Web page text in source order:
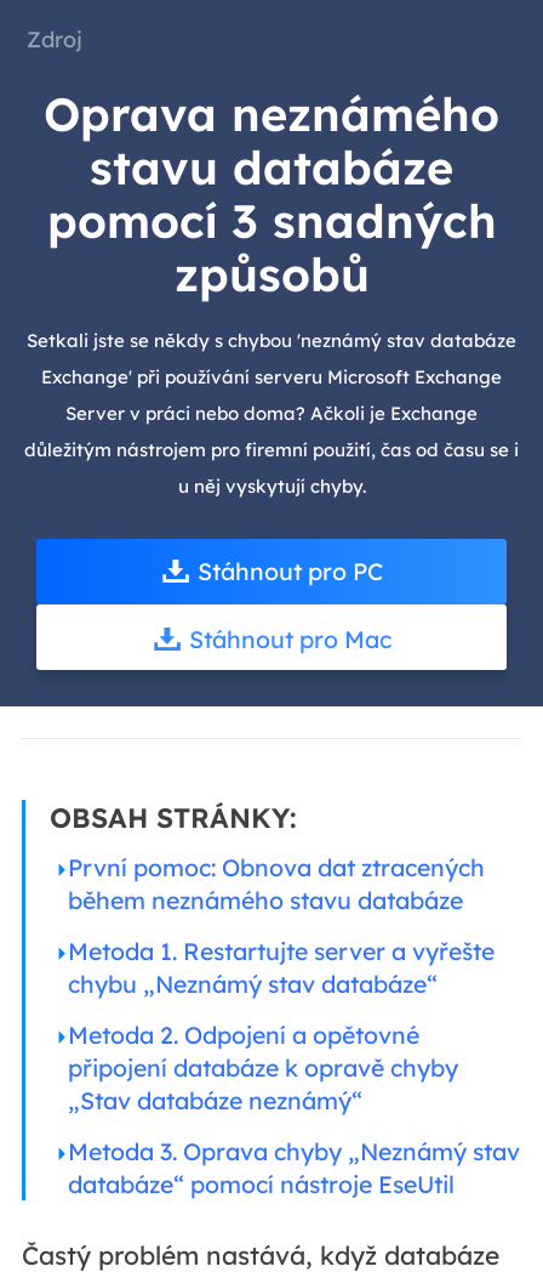
Zdroj
Oprava neznámého
stavu databáze
pomocí 3 snadných
způsobů
Setkali jste se někdy s chybou 'neznámý stav databáze
Exchange' při používání serveru Microsoft Exchange
Server v práci nebo doma? Ačkoli je Exchange
důležitým nástrojem pro firemní použití, čas od času se i
u něj vyskytují chyby.
Stáhnout pro PC
Stáhnout pro Mac
OBSAH STRÁNKY:
První pomoc: Obnova dat ztracených
během neznámého stavu databáze
Metoda 1. Restartujte server a vyřešte
chybu „Neznámý stav databáze“
Metoda 2. Odpojení a opětovné
připojení databáze k opravě chyby
„Stav databáze neznámý“
Metoda 3. Oprava chyby „Neznámý stav
databáze“ pomocí nástroje EseUtil
Častý problém nastává, když databáze